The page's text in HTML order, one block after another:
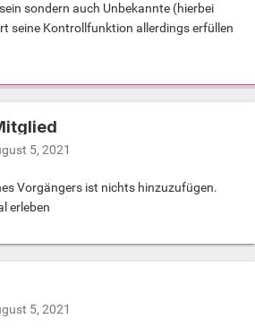
sondern auch Unbekannte (hierbei
seine Kontrollfunktion allerdings erfüllen
5, 2021
Vorgängers ist nichts hinzuzufügen.
erleben
5, 2021